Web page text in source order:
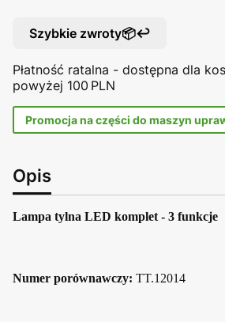
Szybkie zwroty📦↩️
Płatność ratalna - dostępna dla
powyżej 100 PLN
Promocja na części do maszyn
Opis
Lampa tylna LED komplet - 3 funkcje
Numer porównawczy: TT.12014